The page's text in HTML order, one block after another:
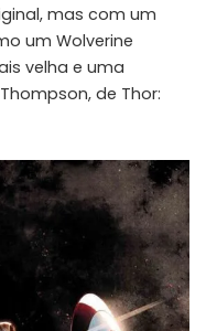
mas com um
um Wolverine
velha e uma
de Thor: